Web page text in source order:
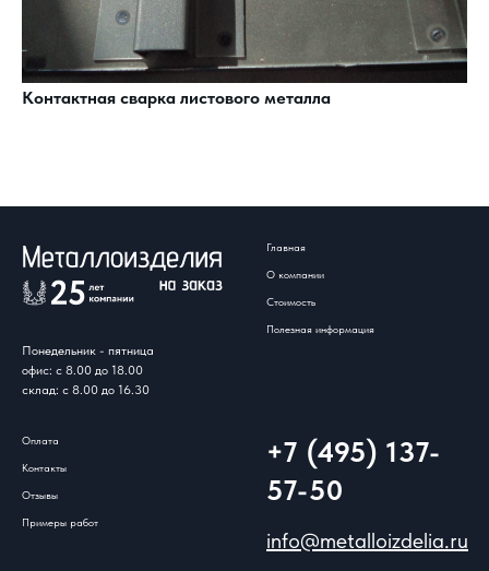
Контактная сварка листового металла
Понедельник - пятница
офис: с 8.00 до 18.00
склад: с 8.00 до 16.30
Главная
О компании
Стоимость
Полезная информация
Оплата
Контакты
Отзывы
Примеры работ
+7 (495) 137-
57-50
info@metalloizdelia.ru